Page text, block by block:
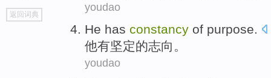
go
top
返回词典
youdao
He has constancy of purpose.
他有坚定的志向。
youdao